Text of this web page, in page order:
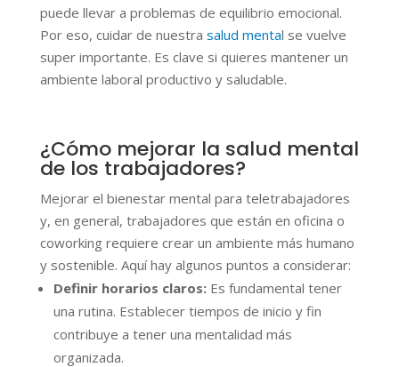
puede llevar a problemas de equilibrio emocional.
Por eso, cuidar de nuestra salud mental se vuelve
super importante. Es clave si quieres mantener un
ambiente laboral productivo y saludable.
¿Cómo mejorar la salud mental
de los trabajadores?
Mejorar el bienestar mental para teletrabajadores
y, en general, trabajadores que están en oficina o
coworking requiere crear un ambiente más humano
y sostenible. Aquí hay algunos puntos a considerar:
Definir horarios claros:Es fundamental tener
una rutina. Establecer tiempos de inicio y fin
contribuye a tener una mentalidad más
organizada.